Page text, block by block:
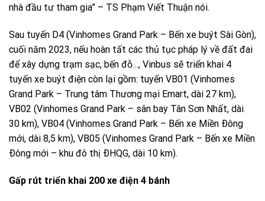
nhà đầu tư tham gia” – TS Phạm Viết Thuận nói.
Sau tuyến D4 (Vinhomes Grand Park – Bến xe buýt Sài Gòn),
cuối năm 2023, nếu hoàn tất các thủ tục pháp lý về đất đai
để xây dựng trạm sạc, bến đỗ…, Vinbus sẽ triển khai 4
tuyến xe buýt điện còn lại gồm: tuyến VB01 (Vinhomes
Grand Park – Trung tâm Thương mại Emart, dài 27 km),
VB02 (Vinhomes Grand Park – sân bay Tân Sơn Nhất, dài
30 km), VB04 (Vinhomes Grand Park – Bến xe Miền Ðông
mới, dài 8,5 km), VB05 (Vinhomes Grand Park – Bến xe Miền
Ðông mới – khu đô thị ÐHQG, dài 10 km).
Gấp rút triển khai 200 xe điện 4 bánh